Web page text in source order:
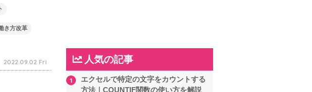
き方改革
2022.09.02 Fri 人気の記事
1
エクセルで特定の文字をカウントする
方法｜COUNTIF関数の使い方を解説